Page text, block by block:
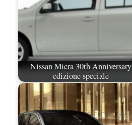
Nissan Micra 30th Anniversary
edizione speciale